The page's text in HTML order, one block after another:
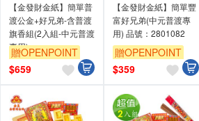
【金發財金紙】簡單普
渡公金+好兄弟-含普渡
旗香組(2入組-中元普渡
專用)
贈OPENPOINT
$659
【金發財金紙】簡單豐
富好兄弟(中元普渡專
用) 品號：2801082
贈OPENPOINT
$359